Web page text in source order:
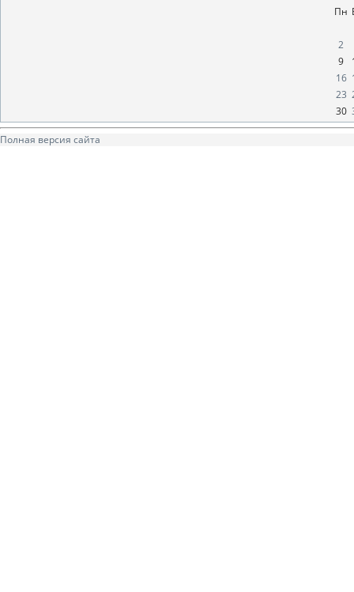
Пн
2
9
16
23
30
Полная версия сайта